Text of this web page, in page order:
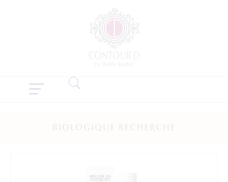
BIOLOGIQUE RECHERCHE